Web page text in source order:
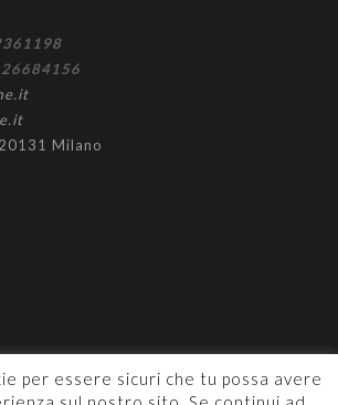
Milano
per essere sicuri che tu possa avere